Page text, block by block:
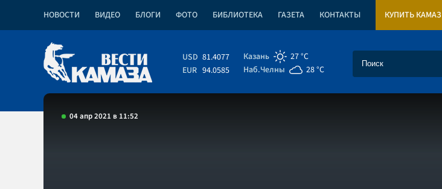
НОВОСТИ ВИДЕО БЛОГИ ФОТО БИБЛИОТЕКА ГАЗЕТА КОНТАКТЫ КУПИТЬ КАМАЗ
USD 81.4077
EUR 94.0585
Казань
27 °C
Наб.Челны
28 °C
04 апр 2021 в 11:52